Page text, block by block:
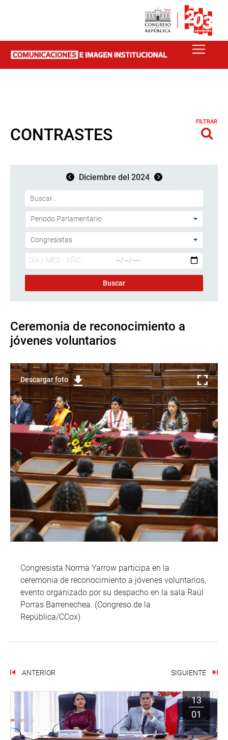
CONTRASTES
FILTRAR
Diciembre del 2024
Ceremonia de reconocimiento a
jóvenes voluntarios
Descargar foto
Congresista Norma Yarrow participa en la
ceremonia de reconocimiento a jóvenes voluntarios,
evento organizado por su despacho en la sala Raúl
Porras Barrenechea. (Congreso de la
República/CCox)
ANTERIOR SIGUIENTE
13
01